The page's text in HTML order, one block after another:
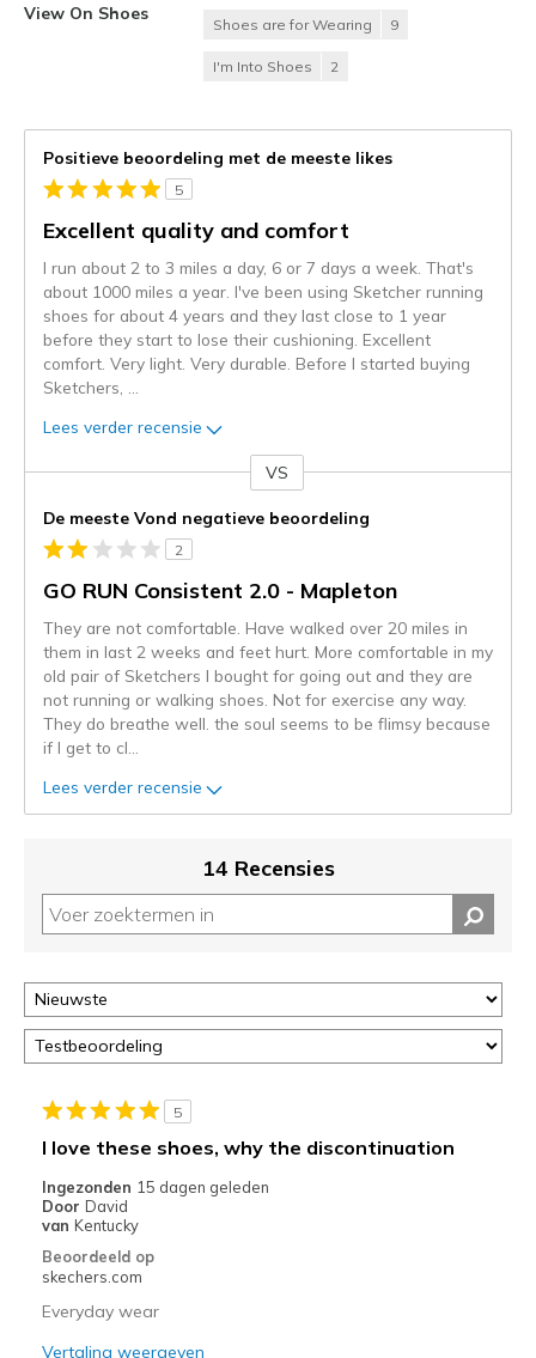
View On Shoes
Shoes are for Wearing 9
I'm Into Shoes 2
Positieve beoordeling met de meeste likes
5
Excellent quality and comfort
I run about 2 to 3 miles a day, 6 or 7 days a week. That's
about 1000 miles a year. I've been using Sketcher running
shoes for about 4 years and they last close to 1 year
before they start to lose their cushioning. Excellent
comfort. Very light. Very durable. Before I started buying
Sketchers,
Lees verder recensie
content
wordt
momenteel
gemigreerd
niejee
page_id.
kunt
de
status
van
deze
of
door
<a
href="javascript:location.href=location.pathname;">hier</a>
page
met
migratiegeschiedenis
van
de
page_id
bezoeken.
VS
De meeste Vond negatieve beoordeling
2
GO RUN Consistent 2.0 - Mapleton
They are not comfortable. Have walked over 20 miles in
them in last 2 weeks and feet hurt. More comfortable in my
old pair of Sketchers I bought for going out and they are
not running or walking shoes. Not for exercise any way.
They do breathe well. the soul seems to be flimsy because
if I get to cl
Lees verder recensie
14 Recensies
5
I love these shoes, why the discontinuation
Ingezonden 15 dagen geleden
Door David
van Kentucky
Beoordeeld op
skechers.com
Everyday wear
Vertaling weergeven